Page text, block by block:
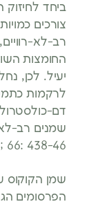
ביחד לחיזוק
צורכים
רב-לא-
החומצות
יעיל. לכן,
לרקמות
דם-כולסטרול
66: 438-46).
שמן הקוקוס
הפרסומים